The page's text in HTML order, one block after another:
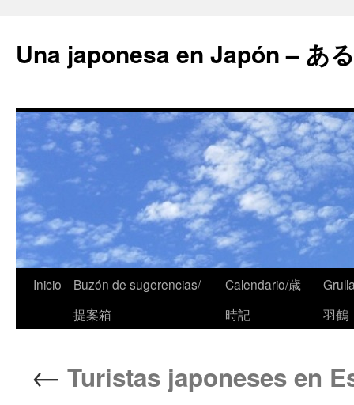
Una japonesa en Japón – あ
Inicio
Buzón de sugerencias/
提案箱
Calendario/歳
時記
羽鶴
← Turistas japoneses en